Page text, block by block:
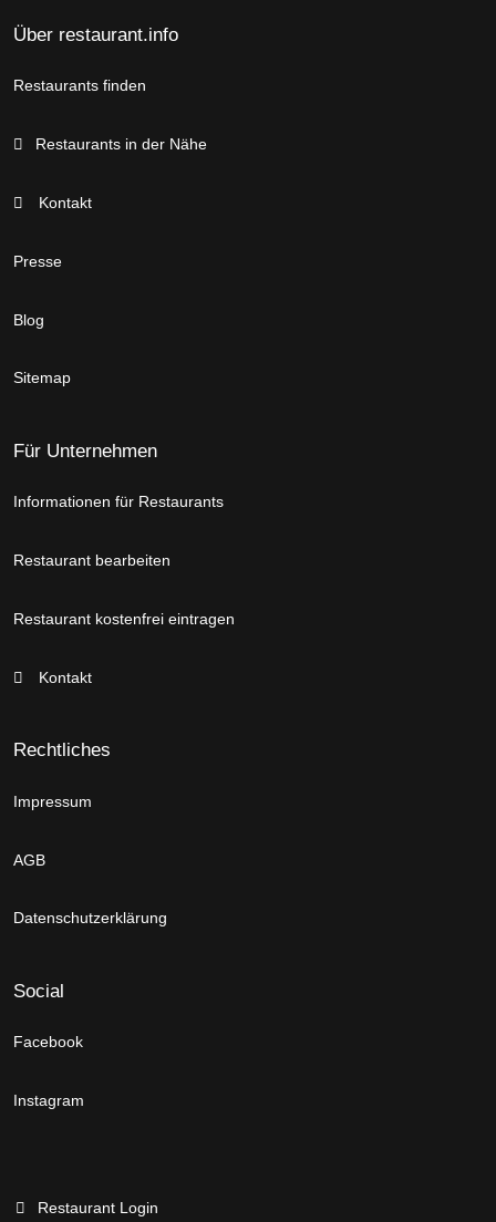
Über restaurant.info
Restaurants finden
Restaurants in der Nähe
Kontakt
Presse
Blog
Sitemap
Für Unternehmen
Informationen für Restaurants
Restaurant bearbeiten
Restaurant kostenfrei eintragen
Kontakt
Rechtliches
Impressum
AGB
Datenschutzerklärung
Social
Facebook
Instagram
Restaurant Login